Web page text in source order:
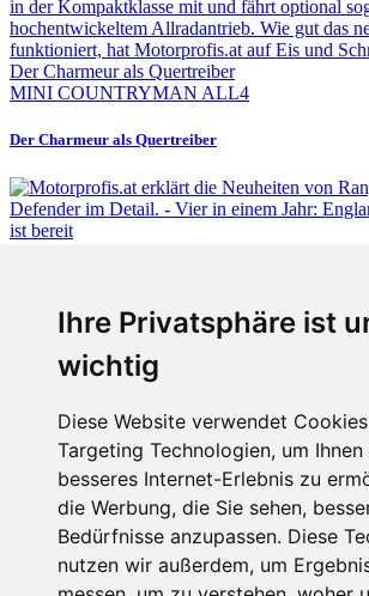
Ihre Privatsphäre ist
wichtig
Diese Website verwendet
Targeting Technologien, um Ihnen
besseres Internet-Erlebnis zu
die Werbung, die Sie sehen,
Bedürfnisse anzupassen. Diese
nutzen wir außerdem, um
MINI COUNTRYMAN ALL4
Der Charmeur als Quertreiber
Vier in einem Jahr: Englands Elektro-Quartett
Fabian Steiner
Auto heißt Auto: Wie man die Klimaanlage